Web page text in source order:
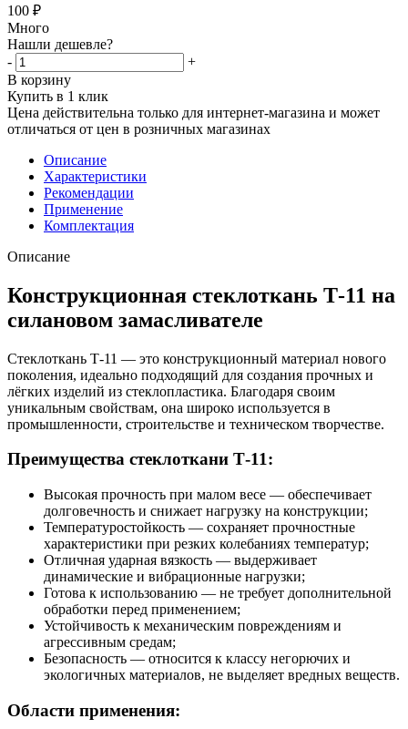
100 ₽
Много
Нашли дешевле?
-
+
В корзину
Купить в 1 клик
Цена действительна только для интернет-магазина и может
отличаться от цен в розничных магазинах
Описание
Характеристики
Рекомендации
Применение
Комплектация
Описание
Конструкционная стеклоткань Т-11 на
силановом замасливателе
Стеклоткань Т-11 — это конструкционный материал нового
поколения, идеально подходящий для создания прочных и
лёгких изделий из стеклопластика. Благодаря своим
уникальным свойствам, она широко используется в
промышленности, строительстве и техническом творчестве.
Преимущества стеклоткани Т-11:
Высокая прочность при малом весе — обеспечивает
долговечность и снижает нагрузку на конструкции;
Температуростойкость — сохраняет прочностные
характеристики при резких колебаниях температур;
Отличная ударная вязкость — выдерживает
динамические и вибрационные нагрузки;
Готова к использованию — не требует дополнительной
обработки перед применением;
Устойчивость к механическим повреждениям и
агрессивным средам;
Безопасность — относится к классу негорючих и
экологичных материалов, не выделяет вредных веществ.
Области применения: